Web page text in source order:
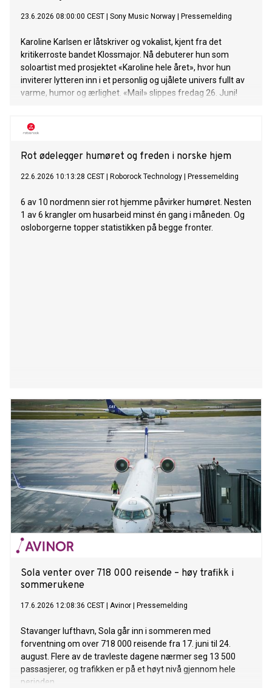
23.6.2026 08:00:00 CEST Sony Music Norway Pressemelding
Karoline Karlsen er låtskriver og vokalist, kjent fra det
kritikerroste bandet Klossmajor. Nå debuterer hun som
soloartist med prosjektet «Karoline hele året», hvor hun
inviterer lytteren inn i et personlig og ujålete univers fullt av
varme, humor og ærlighet. «Mail» slippes fredag 26. Juni!
Rot ødelegger humøret og freden i norske hjem
22.6.2026 10:13:28 CEST Roborock Technology Pressemelding
6 av 10 nordmenn sier rot hjemme påvirker humøret. Nesten
1 av 6 krangler om husarbeid minst én gang i måneden. Og
osloborgerne topper statistikken på begge fronter.
Sola venter over 718 000 reisende – høy trafikk i
sommerukene
17.6.2026 12:08:36 CEST Avinor Pressemelding
Stavanger lufthavn, Sola går inn i sommeren med
forventning om over 718 000 reisende fra 17. juni til 24.
august. Flere av de travleste dagene nærmer seg 13 500
passasjerer, og trafikken er på et høyt nivå gjennom hele
perioden.